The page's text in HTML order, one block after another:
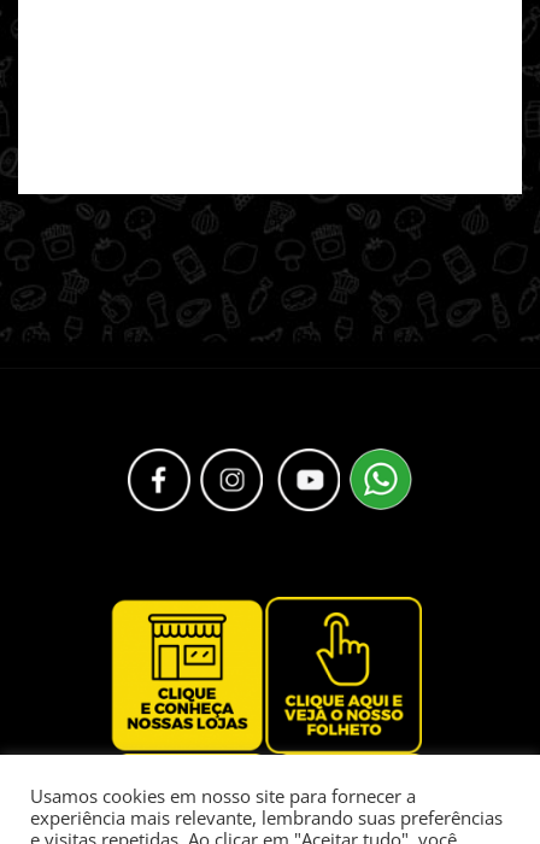
Usamos cookies em nosso site para fornecer a
experiência mais relevante, lembrando suas preferências
e visitas repetidas. Ao clicar em "Aceitar tudo", você